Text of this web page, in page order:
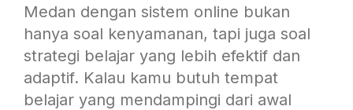
Medan dengan sistem online bukan
hanya soal kenyamanan, tapi juga soal
strategi belajar yang lebih efektif dan
adaptif. Kalau kamu butuh tempat
belajar yang mendampingi dari awal